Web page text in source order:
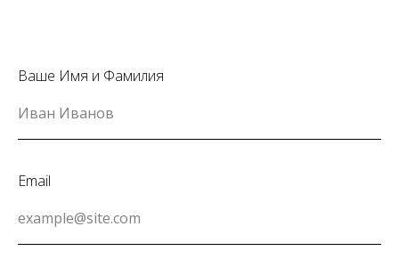
Ваше Имя и Фамилия
Email